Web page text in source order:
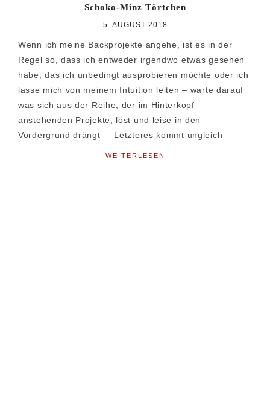
Schoko-Minz Törtchen
5. AUGUST 2018
Wenn ich meine Backprojekte angehe, ist es in der
Regel so, dass ich entweder irgendwo etwas gesehen
habe, das ich unbedingt ausprobieren möchte oder ich
lasse mich von meinem Intuition leiten – warte darauf
was sich aus der Reihe, der im Hinterkopf
anstehenden Projekte, löst und leise in den
Vordergrund drängt – Letzteres kommt ungleich
WEITERLESEN